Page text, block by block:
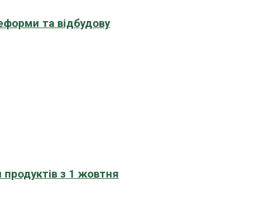
та відбудову
продуктів з 1 жовтня